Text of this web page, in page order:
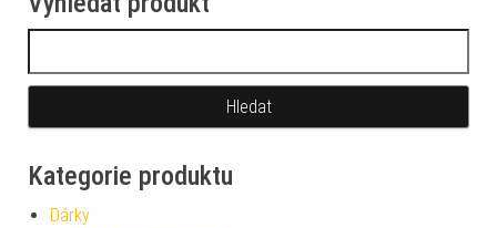
Kategorie produktu
Dárky